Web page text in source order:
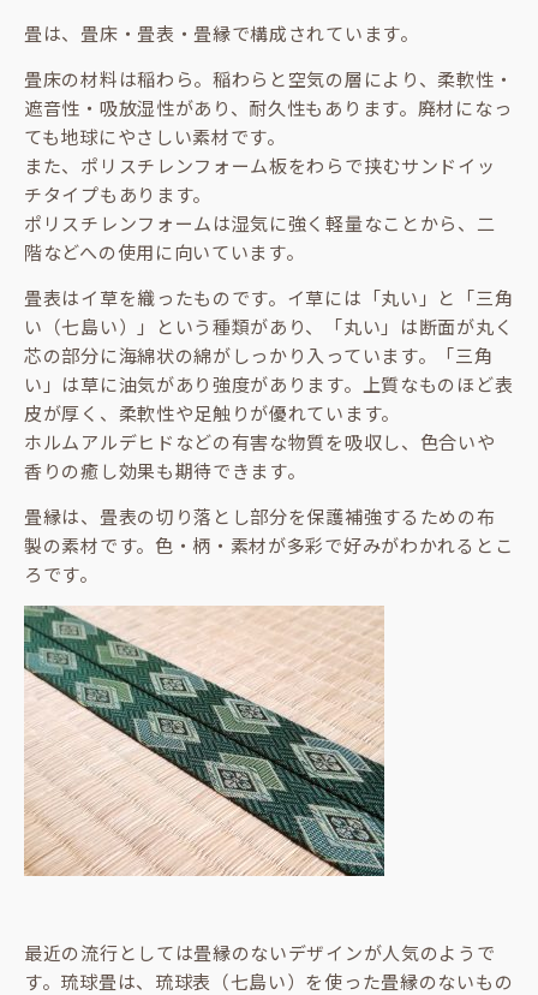
畳は、畳床・畳表・畳縁で構成されています。
畳床の材料は稲わら。稲わらと空気の層により、柔軟性・
遮音性・吸放湿性があり、耐久性もあります。廃材になっ
ても地球にやさしい素材です。
また、ポリスチレンフォーム板をわらで挟むサンドイッ
チタイプもあります。
ポリスチレンフォームは湿気に強く軽量なことから、二
階などへの使用に向いています。
畳表はイ草を織ったものです。イ草には「丸い」と「三角
い（七島い）」という種類があり、「丸い」は断面が丸く
芯の部分に海綿状の綿がしっかり入っています。「三角
い」は草に油気があり強度があります。上質なものほど表
皮が厚く、柔軟性や足触りが優れています。
ホルムアルデヒドなどの有害な物質を吸収し、色合いや
香りの癒し効果も期待できます。
畳縁は、畳表の切り落とし部分を保護補強するための布
製の素材です。色・柄・素材が多彩で好みがわかれるとこ
ろです。
最近の流行としては畳縁のないデザインが人気のようで
す。琉球畳は、琉球表（七島い）を使った畳縁のないもの